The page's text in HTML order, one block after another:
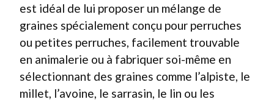
est idéal de lui proposer un mélange de
graines spécialement conçu pour perruches
ou petites perruches, facilement trouvable
en animalerie ou à fabriquer soi-même en
sélectionnant des graines comme l’alpiste, le
millet, l’avoine, le sarrasin, le lin ou les